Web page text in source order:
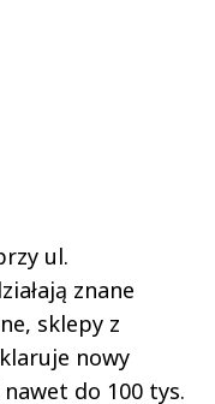
ul.
znane
sklepy z
nowy
do 100 tys.